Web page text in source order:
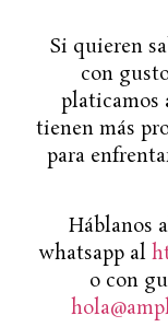
Si quieren
con
platicamos
tienen más
para
Háblanos
whatsapp al
o con